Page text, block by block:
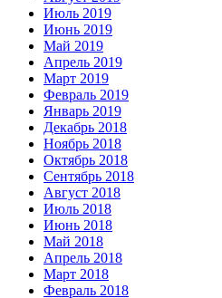
Июль 2019
Июнь 2019
Май 2019
Апрель 2019
Март 2019
Февраль 2019
Январь 2019
Декабрь 2018
Ноябрь 2018
Октябрь 2018
Сентябрь 2018
Август 2018
Июль 2018
Июнь 2018
Май 2018
Апрель 2018
Март 2018
Февраль 2018